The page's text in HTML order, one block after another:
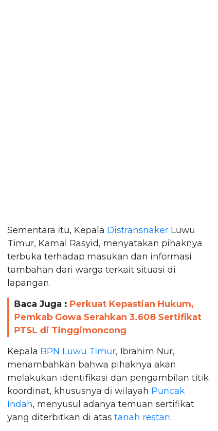
Sementara itu, Kepala Distransnaker Luwu
Timur, Kamal Rasyid, menyatakan pihaknya
terbuka terhadap masukan dan informasi
tambahan dari warga terkait situasi di
lapangan.
Baca Juga : Perkuat Kepastian Hukum,
Pemkab Gowa Serahkan 3.608 Sertifikat
PTSL di Tinggimoncong
Kepala BPN Luwu Timur, Ibrahim Nur,
menambahkan bahwa pihaknya akan
melakukan identifikasi dan pengambilan titik
koordinat, khususnya di wilayah Puncak
Indah, menyusul adanya temuan sertifikat
yang diterbitkan di atas tanah restan.